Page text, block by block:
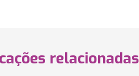
relacionadas